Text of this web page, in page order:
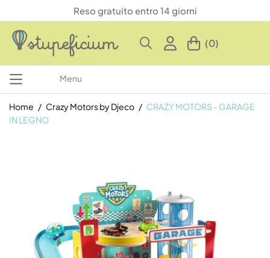
Reso gratuito entro 14 giorni
(0)
Menu
Home Crazy Motors by Djeco
CRAZY MOTORS - GARAGE
IN LEGNO